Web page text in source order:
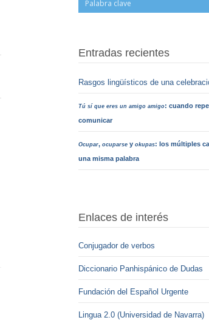
Entradas recientes
Rasgos lingüísticos de una
Tú sí que eres un amigo amigo: cuando
comunicar
Ocupar, ocuparsey okupas: los múltiples
una misma palabra
Enlaces de interés
Conjugador de verbos
Diccionario Panhispánico de Dudas
Fundación del Español Urgente
Lingua 2.0 (Universidad de Navarra)